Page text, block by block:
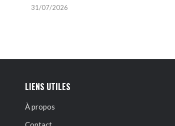
31/07/2026
LIENS UTILES
À propos